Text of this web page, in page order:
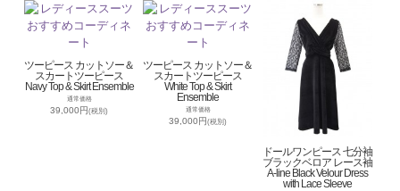
ツーピース カットソー＆
スカートツーピース
Navy Top & Skirt Ensemble
通常価格
39,000円(税別)
ツーピース カットソー＆
スカートツーピース
White Top & Skirt
Ensemble
通常価格
39,000円(税別)
ドールワンピース 七分袖
ブラックベロア レース袖
A-line Black Velour Dress
with Lace Sleeve